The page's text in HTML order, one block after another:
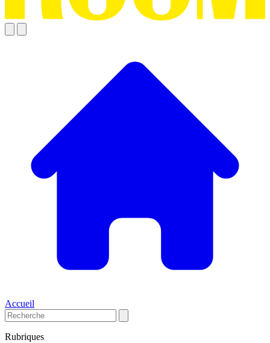
Accueil
Rubriques